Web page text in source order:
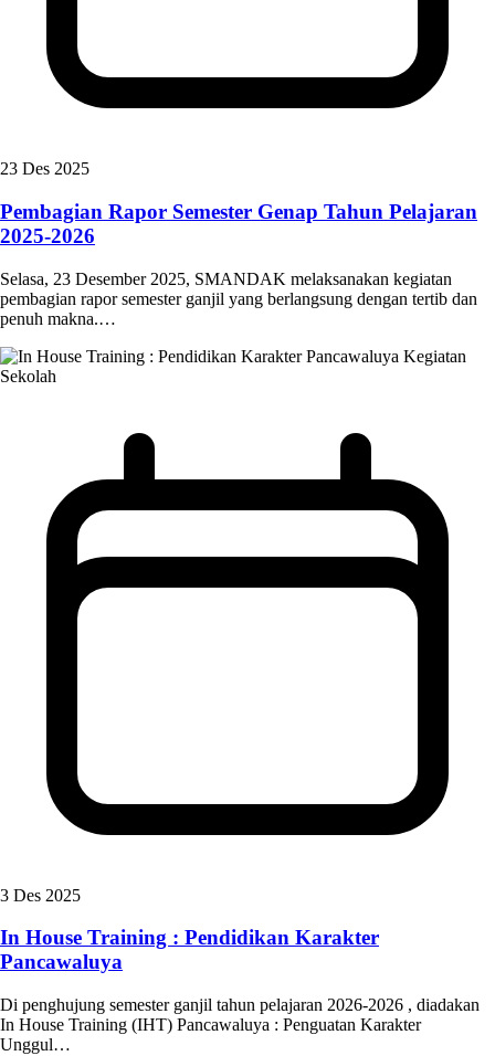
23 Des 2025
Pembagian Rapor Semester Genap Tahun Pelajaran
2025-2026
Selasa, 23 Desember 2025, SMANDAK melaksanakan kegiatan
pembagian rapor semester ganjil yang berlangsung dengan tertib dan
penuh makna.…
Kegiatan
Sekolah
3 Des 2025
In House Training : Pendidikan Karakter
Pancawaluya
Di penghujung semester ganjil tahun pelajaran 2026-2026 , diadakan
In House Training (IHT) Pancawaluya : Penguatan Karakter
Unggul…